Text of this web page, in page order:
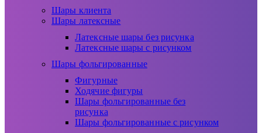
Шары клиента
Шары латексные
Латексные шары без рисунка
Латексные шары с рисунком
Шары фольгированные
Фигурные
Ходячие фигуры
Шары фольгированные без
рисунка
Шары фольгированные с рисунком